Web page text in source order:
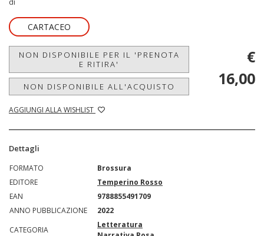
di
CARTACEO
NON DISPONIBILE PER IL 'PRENOTA
E RITIRA'
NON DISPONIBILE ALL'ACQUISTO
AGGIUNGI ALLA WISHLIST
€
16,00
Dettagli
FORMATO
Brossura
EDITORE
Temperino Rosso
EAN
9788855491709
ANNO PUBBLICAZIONE
2022
CATEGORIA
Letteratura